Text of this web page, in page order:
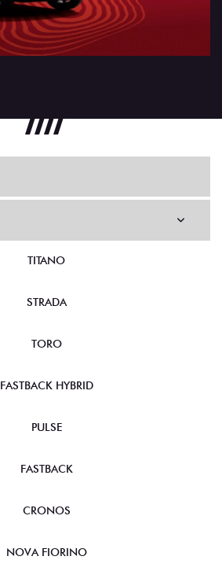
TITANO
STRADA
TORO
FASTBACK HYBRID
PULSE
FASTBACK
CRONOS
NOVA FIORINO